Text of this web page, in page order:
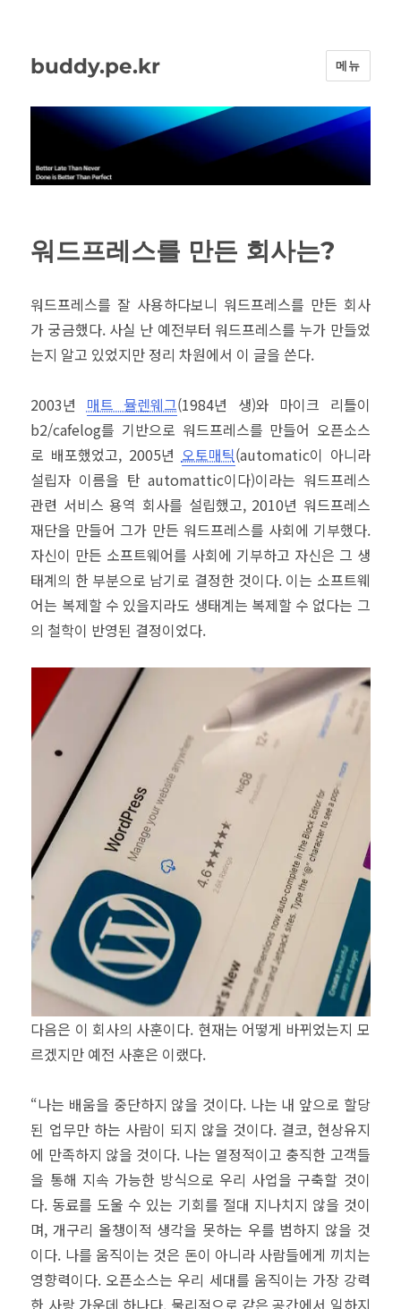
buddy.pe.kr 메뉴
워드프레스를 만든 회사는?
워드프레스를 잘 사용하다보니 워드프레스를 만든 회사
가 궁금했다. 사실 난 예전부터 워드프레스를 누가 만들었
는지 알고 있었지만 정리 차원에서 이 글을 쓴다.
2003년 매트 뮬렌웨그(1984년 생)와 마이크 리틀이
b2/cafelog를 기반으로 워드프레스를 만들어 오픈소스
로 배포했었고, 2005년 오토매틱(automatic이 아니라
설립자 이름을 탄 automattic이다)이라는 워드프레스
관련 서비스 용역 회사를 설립했고, 2010년 워드프레스
재단을 만들어 그가 만든 워드프레스를 사회에 기부했다.
자신이 만든 소프트웨어를 사회에 기부하고 자신은 그 생
태계의 한 부분으로 남기로 결정한 것이다. 이는 소프트웨
어는 복제할 수 있을지라도 생태계는 복제할 수 없다는 그
의 철학이 반영된 결정이었다.
다음은 이 회사의 사훈이다. 현재는 어떻게 바뀌었는지 모
르겠지만 예전 사훈은 이랬다.
“나는 배움을 중단하지 않을 것이다. 나는 내 앞으로 할당
된 업무만 하는 사람이 되지 않을 것이다. 결코, 현상유지
에 만족하지 않을 것이다. 나는 열정적이고 충직한 고객들
을 통해 지속 가능한 방식으로 우리 사업을 구축할 것이
다. 동료를 도울 수 있는 기회를 절대 지나치지 않을 것이
며, 개구리 올챙이적 생각을 못하는 우를 범하지 않을 것
이다. 나를 움직이는 것은 돈이 아니라 사람들에게 끼치는
영향력이다. 오픈소스는 우리 세대를 움직이는 가장 강력